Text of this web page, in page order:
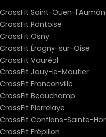
CrossFit Saint-Ouen-
CrossFit Pontoise
CrossFit Osny
CrossFit Éragny-sur-Oise
CrossFit Vauréal
CrossFit Jouy-le-Moutier
CrossFit Franconville
CrossFit Beauchamp
CrossFit Pierrelaye
CrossFit Conflans-Sainte-
CrossFit Frépillon